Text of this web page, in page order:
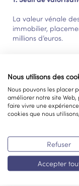
La valeur vénale
immobilier,
millions d’euros.
Les revenus passifs
plus-values
total des produits
Cela signifie que si
d’activités
Nous utilisons des
Nous pouvons les placer
améliorer notre site Web,
faire vivre une
cookies que nous
Refuser
Accepter